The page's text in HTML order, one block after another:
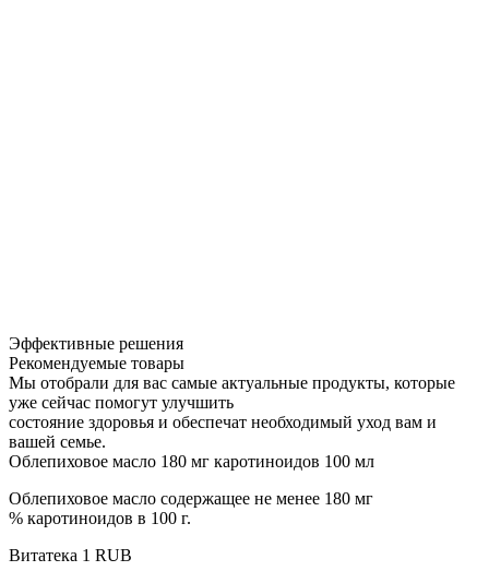
Эффективные решения
Рекомендуемые товары
Мы отобрали для вас самые актуальные продукты, которые
уже сейчас помогут улучшить
состояние здоровья и обеспечат необходимый уход вам и
вашей семье.
Облепиховое масло 180 мг каротиноидов 100 мл
Облепиховое масло содержащее не менее 180 мг
% каротиноидов в 100 г.
Витатека 1 RUB